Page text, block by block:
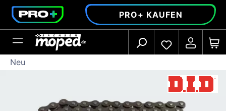
springen PRO+ KAUFEN
Neu